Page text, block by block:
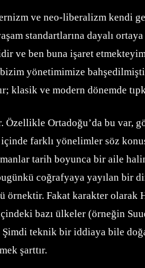
ve neo-liberalizm kendi
standartlarına dayalı
ve ben buna işaret
yönetimimize
klasik ve modern dönemde
Ortadoğu’da bu var,
farklı yönelimler söz
tarih boyunca bir aile
coğrafyaya yayılan
örnektir. Fakat karakter
bazı ülkeler (örneğin
Şimdi teknik bir iddiaya bile
şarttır.